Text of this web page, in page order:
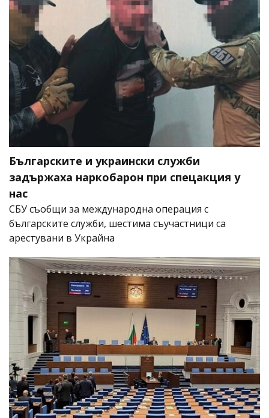
Българските и украински служби
задържаха наркобарон при спецакция у
нас
СБУ съобщи за международна операция с
българските служби, шестима съучастници са
арестувани в Украйна